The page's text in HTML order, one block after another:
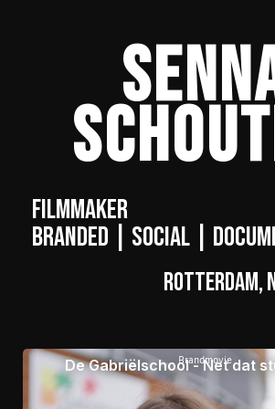
filmmaker
branded | social |
Rotterdam,
De Gabriëlschool - Net dat
Brandmovie